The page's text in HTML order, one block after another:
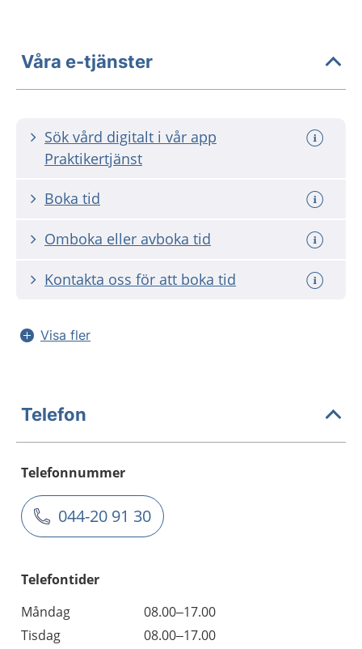
Våra e-tjänster
Sök vård digitalt i vår app
Praktikertjänst
Boka tid
Omboka eller avboka tid
Kontakta oss för att boka tid
Visa fler
Telefon
Telefonnummer
044-20 91 30
Telefontider
Måndag
08.00–17.00
Tisdag
08.00–17.00